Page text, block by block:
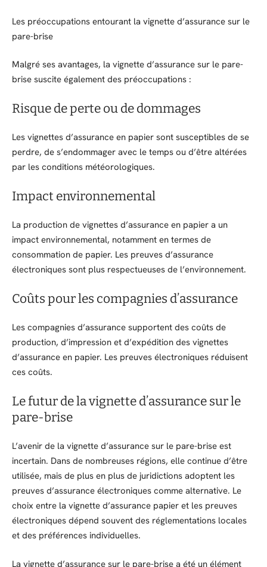
Les préoccupations entourant la vignette d’assurance sur le
pare-brise
Malgré ses avantages, la vignette d’assurance sur le pare-
brise suscite également des préoccupations :
Risque de perte ou de dommages
Les vignettes d’assurance en papier sont susceptibles de se
perdre, de s’endommager avec le temps ou d’être altérées
par les conditions météorologiques.
Impact environnemental
La production de vignettes d’assurance en papier a un
impact environnemental, notamment en termes de
consommation de papier. Les preuves d’assurance
électroniques sont plus respectueuses de l’environnement.
Coûts pour les compagnies d’assurance
Les compagnies d’assurance supportent des coûts de
production, d’impression et d’expédition des vignettes
d’assurance en papier. Les preuves électroniques réduisent
ces coûts.
Le futur de la vignette d’assurance sur le
pare-brise
L’avenir de la vignette d’assurance sur le pare-brise est
incertain. Dans de nombreuses régions, elle continue d’être
utilisée, mais de plus en plus de juridictions adoptent les
preuves d’assurance électroniques comme alternative. Le
choix entre la vignette d’assurance papier et les preuves
électroniques dépend souvent des réglementations locales
et des préférences individuelles.
La vignette d’assurance sur le pare-brise a été un élément